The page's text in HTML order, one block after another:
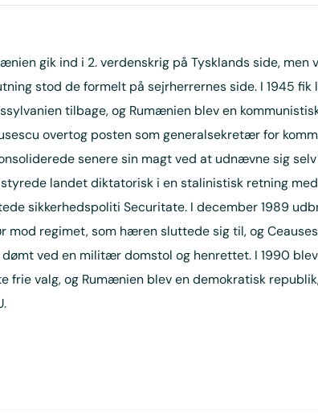
gik ind i 2. verdenskrig på Tysklands side, men
stod de formelt på sejrherrernes side. I 1945 fik
tilbage, og Rumænien blev en
overtog posten som generalsekretær for
senere sin magt ved at udnævne sig
styrede landet diktatorisk i en stalinistisk retning
sikkerhedspoliti Securitate. I december 1989
mod regimet, som hæren sluttede sig til, og
dømt ved en militær domstol og henrettet. I 1990
frie valg, og Rumænien blev en demokratisk